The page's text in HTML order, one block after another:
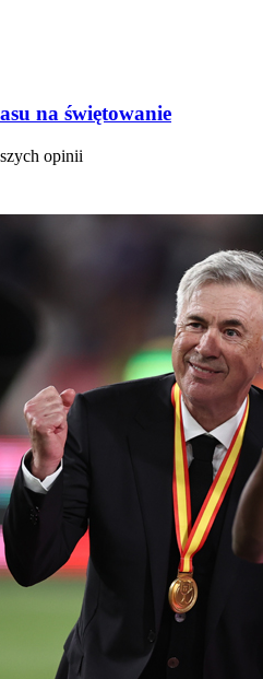
na świętowanie
opinii